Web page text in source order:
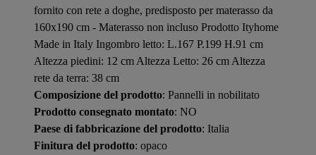
fornito con rete a doghe, predisposto per materasso da
160x190 cm - Materasso non incluso Prodotto Ityhome
Made in Italy Ingombro letto: L.167 P.199 H.91 cm
Altezza piedini: 12 cm Altezza Letto: 26 cm Altezza
rete da terra: 38 cm
Composizione del prodotto: Pannelli in nobilitato
Prodotto consegnato montato: NO
Paese di fabbricazione del prodotto: Italia
Finitura del prodotto: opaco